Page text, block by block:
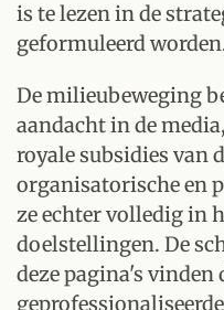
is te lezen in de
geformuleerd
De milieubeweging
aandacht in de
royale subsidies van
organisatorische en
ze echter volledig in
doelstellingen. De
deze pagina's vinden